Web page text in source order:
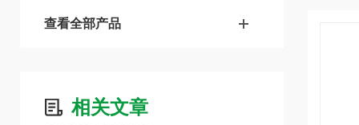
查看全部产品
相关文章